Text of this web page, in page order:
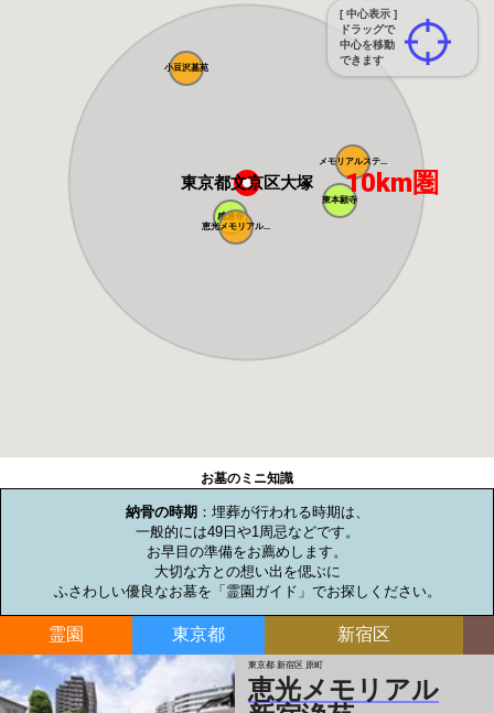
[ 中心表示 ]
ドラッグで
中心を移動
できます
感通寺
恵光メモリアル...
東本願寺
小豆沢墓苑
メモリアルステ...
東京都文京区大塚 10km圏
お墓のミニ知識
納骨の時期：埋葬が行われる時期は、
一般的には49日や1周忌などです。
お早目の準備をお薦めします。
大切な方との想い出を偲ぶに
ふさわしい優良なお墓を「霊園ガイド」でお探しください。
霊園 東京都 新宿区
東京都 新宿区 原町
恵光メモリアル